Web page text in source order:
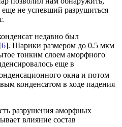
не успевший разрушиться
недавно был
6]. Шарики размером до 0.5 мкм
тонким слоем аморфного
еще в
окна и потом
конденсатом в ходе падения
разрушения аморфных
влияние состав